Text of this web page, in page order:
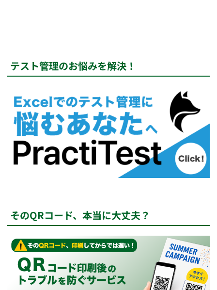
テスト管理のお悩みを解決！
そのQRコード、本当に大丈夫？